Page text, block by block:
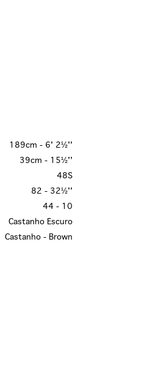
189cm - 6' 2½''
39cm - 15½''
48S
82 - 32½''
44 - 10
Castanho Escuro
Castanho - Brown